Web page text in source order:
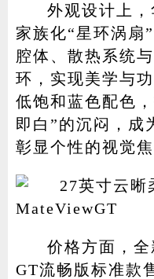
外观设计上
家族化“星环涡扇
腔体、散热系统
环，实现美学与
低饱和蓝色配色
即白”的沉闷，成
彰显个性的视觉焦
价格方面，
GT流畅版标准款